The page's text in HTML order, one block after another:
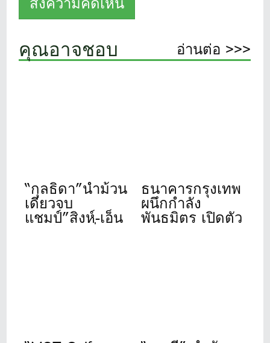
คุณอาจชอบ อ่านต่อ >>>
“กุลธิดา”นำม้วน
เดียวจบ
แชมป์”สิงห์-เอ็น
เอสดีเอฟ”ที่เดอะ
ธนาคารกรุงเทพ
ผนึกกำลัง
พันธมิตร เปิดตัว